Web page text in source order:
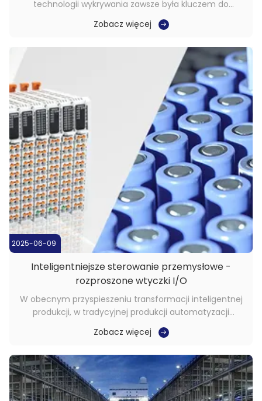
technologii wykrywania zawsze była kluczem do
poprawy wydajności i dokładności produkcji.Kiedy
tradycyjne czujniki napotykają wąskie gardła
ultradźwiękowe ze swoimi wyjątkowymi zaletami ...
Zobacz więcej
2025-06-09
Inteligentniejsze sterowanie przemysłowe -
rozproszone wtyczki I/O
W obecnym przyspieszeniu transformacji inteligentnej
produkcji, w tradycyjnej produkcji automatyzacji
przemysłowej, sterowanie i monitorowanie sprzętem
zazwyczaj przyjmują scentralizowane metody
sterowanie boryka się z problemami, takimi jak
opóźnienie ...
Zobacz więcej